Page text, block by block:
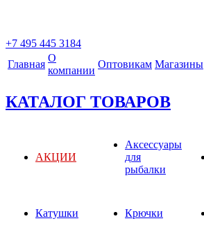
+7 495 445 3184
Главная
О
компании
Оптовикам Магазины
КАТАЛОГ ТОВАРОВ
АКЦИИ
Аксессуары
для
рыбалки
Катушки Крючки